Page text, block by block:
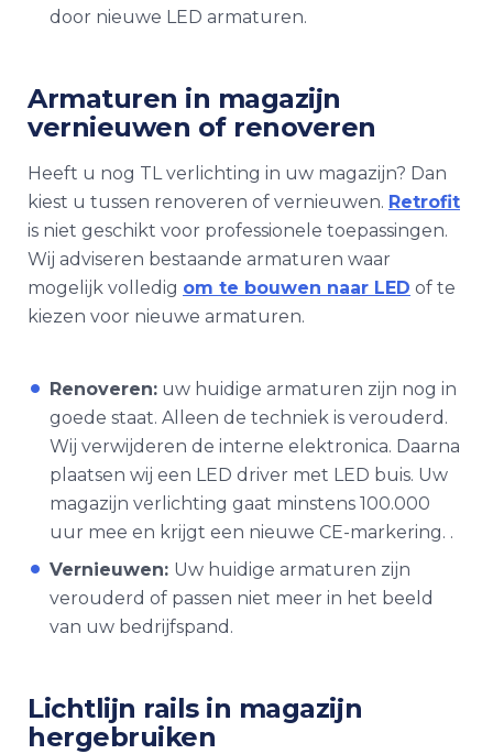
door nieuwe LED armaturen.
Armaturen in magazijn
vernieuwen of renoveren
Heeft u nog TL verlichting in uw magazijn? Dan
kiest u tussen renoveren of vernieuwen. Retrofit
is niet geschikt voor professionele toepassingen.
Wij adviseren bestaande armaturen waar
mogelijk volledig om te bouwen naar LED of te
kiezen voor nieuwe armaturen.
Renoveren: uw huidige armaturen zijn nog in
goede staat. Alleen de techniek is verouderd.
Wij verwijderen de interne elektronica. Daarna
plaatsen wij een LED driver met LED buis. Uw
magazijn verlichting gaat minstens 100.000
uur mee en krijgt een nieuwe CE-markering. .
Vernieuwen: Uw huidige armaturen zijn
verouderd of passen niet meer in het beeld
van uw bedrijfspand.
Lichtlijn rails in magazijn
hergebruiken